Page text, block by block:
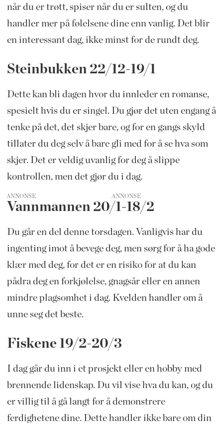
når du er trøtt, spiser når du er sulten, og du
handler mer på følelsene dine enn vanlig. Det blir
en interessant dag, ikke minst for de rundt deg.
Steinbukken 22/12-19/1
Dette kan bli dagen hvor du innleder en romanse,
spesielt hvis du er singel. Du gjør det uten engang å
tenke på det, det skjer bare, og for en gangs skyld
tillater du deg selv å bare gli med for å se hva som
skjer. Det er veldig uvanlig for deg å slippe
kontrollen, men det gjør du i dag.
ANNONSE
Vannmannen 20/1-18/2
Du går en del denne torsdagen. Vanligvis har du
ingenting imot å bevege deg, men sørg for å ha gode
klær med deg, for det er en risiko for at du kan
pådra deg en forkjølelse, gnagsår eller en annen
mindre plagsomhet i dag. Kvelden handler om å
unne seg det beste.
Fiskene 19/2-20/3
I dag går du inn i et prosjekt eller en hobby med
brennende lidenskap. Du vil vise hva du kan, og du
er villig til å gå langt for å demonstrere
ferdighetene dine. Dette handler ikke bare om din